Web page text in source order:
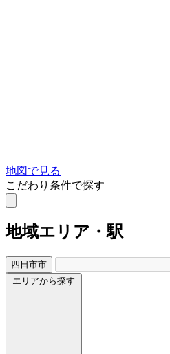
地図で見る
こだわり条件で探す
地域エリア・駅
四日市市
エリアから探す